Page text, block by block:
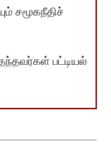
சமூகநீதிச்
பட்டியல்